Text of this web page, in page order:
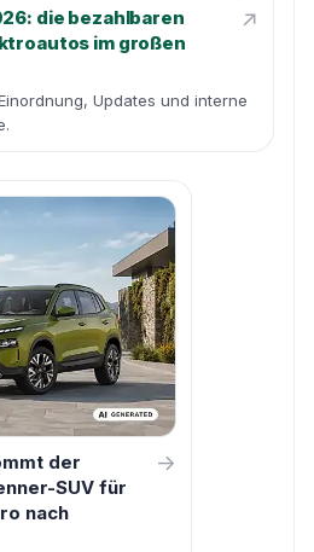
die bezahlbaren
im großen
↗
Updates und interne
der
SUV für
nach
→